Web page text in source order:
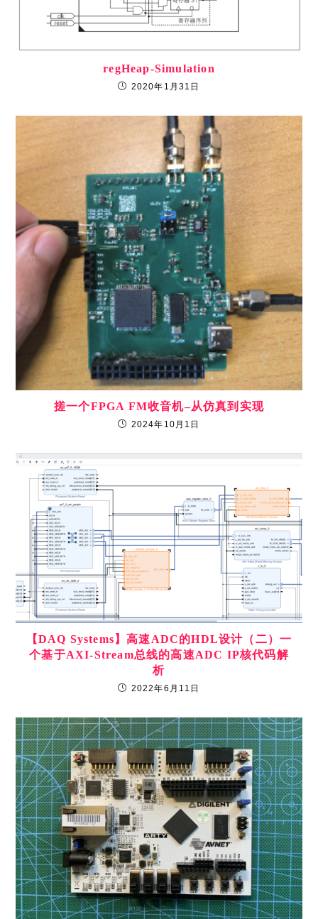
regHeap-Simulation
2020年1月31日
搓一个FPGA FM收音机–从仿真到实现
2024年10月1日
【DAQ Systems】高速ADC的HDL设计（二）一
个基于AXI-Stream总线的高速ADC IP核代码解
析
2022年6月11日